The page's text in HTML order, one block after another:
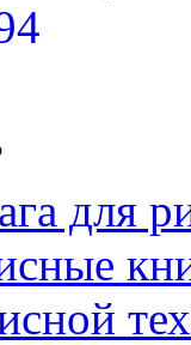
для